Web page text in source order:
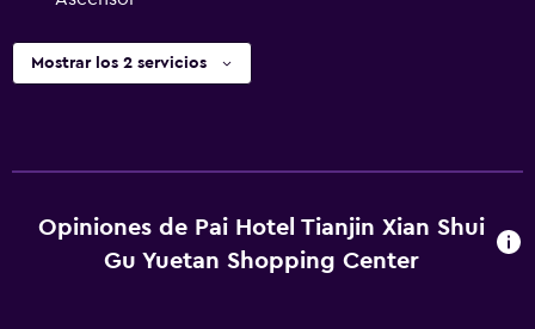
Mostrar los 2 servicios
Opiniones de Pai Hotel Tianjin Xian Shui
Gu Yuetan Shopping Center